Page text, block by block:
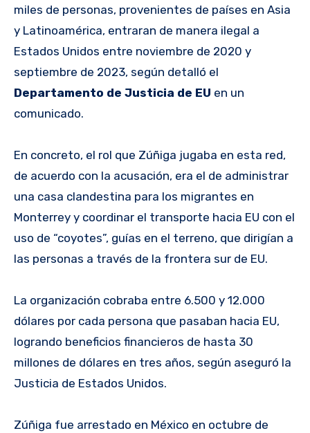
miles de personas, provenientes de países en Asia
y Latinoamérica, entraran de manera ilegal a
Estados Unidos entre noviembre de 2020 y
septiembre de 2023, según detalló el
Departamento de Justicia de EU en un
comunicado.
En concreto, el rol que Zúñiga jugaba en esta red,
de acuerdo con la acusación, era el de administrar
una casa clandestina para los migrantes en
Monterrey y coordinar el transporte hacia EU con el
uso de “coyotes”, guías en el terreno, que dirigían a
las personas a través de la frontera sur de EU.
La organización cobraba entre 6.500 y 12.000
dólares por cada persona que pasaban hacia EU,
logrando beneficios financieros de hasta 30
millones de dólares en tres años, según aseguró la
Justicia de Estados Unidos.
Zúñiga fue arrestado en México en octubre de